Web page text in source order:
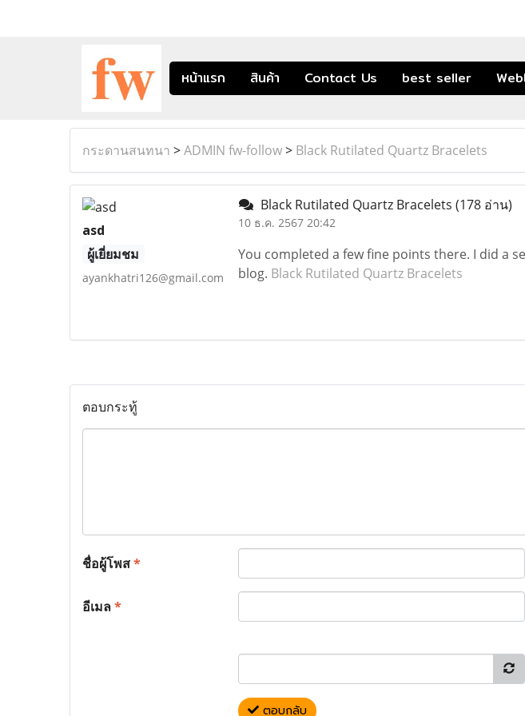
หน้าแรก สินค้า Contact Us best seller
กระดานสนทนา >ADMIN fw-follow> Black Rutilated Quartz Bracelets
asd
ผู้เยี่ยมชม
ayankhatri126@gmail.com
Black Rutilated Quartz Bracelets (178 อ่าน)
10 ธ.ค. 2567 20:42
You completed a few fine points there. I did a
blog. Black Rutilated Quartz Bracelets
ตอบกระทู้
ชื่อผู้โพส*
อีเมล*
ตอบกลับ